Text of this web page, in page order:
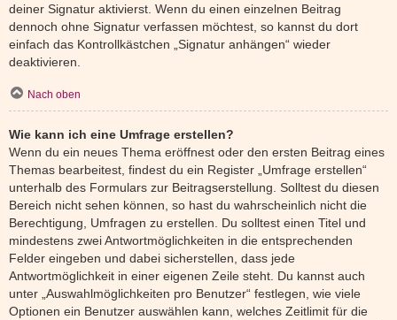
deiner Signatur aktivierst. Wenn du einen einzelnen Beitrag
dennoch ohne Signatur verfassen möchtest, so kannst du dort
einfach das Kontrollkästchen „Signatur anhängen“ wieder
deaktivieren.
Nach oben
Wie kann ich eine Umfrage erstellen?
Wenn du ein neues Thema eröffnest oder den ersten Beitrag eines
Themas bearbeitest, findest du ein Register „Umfrage erstellen“
unterhalb des Formulars zur Beitragserstellung. Solltest du diesen
Bereich nicht sehen können, so hast du wahrscheinlich nicht die
Berechtigung, Umfragen zu erstellen. Du solltest einen Titel und
mindestens zwei Antwortmöglichkeiten in die entsprechenden
Felder eingeben und dabei sicherstellen, dass jede
Antwortmöglichkeit in einer eigenen Zeile steht. Du kannst auch
unter „Auswahlmöglichkeiten pro Benutzer“ festlegen, wie viele
Optionen ein Benutzer auswählen kann, welches Zeitlimit für die